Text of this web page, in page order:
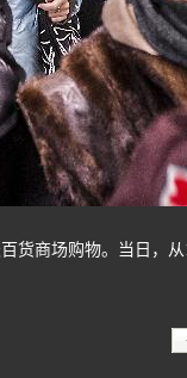
商场购物。当日，